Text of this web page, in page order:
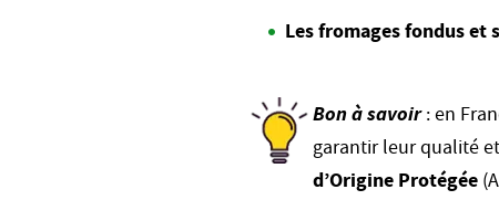
Les fromages fondus et
Bon à savoir: en
garantir leur qualité
d’Origine Protégée